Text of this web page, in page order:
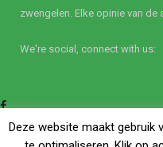
zwengelen. Elke opinie van de
We're social, connect with us:
Facebook
Twitter
Deze website maakt gebruik